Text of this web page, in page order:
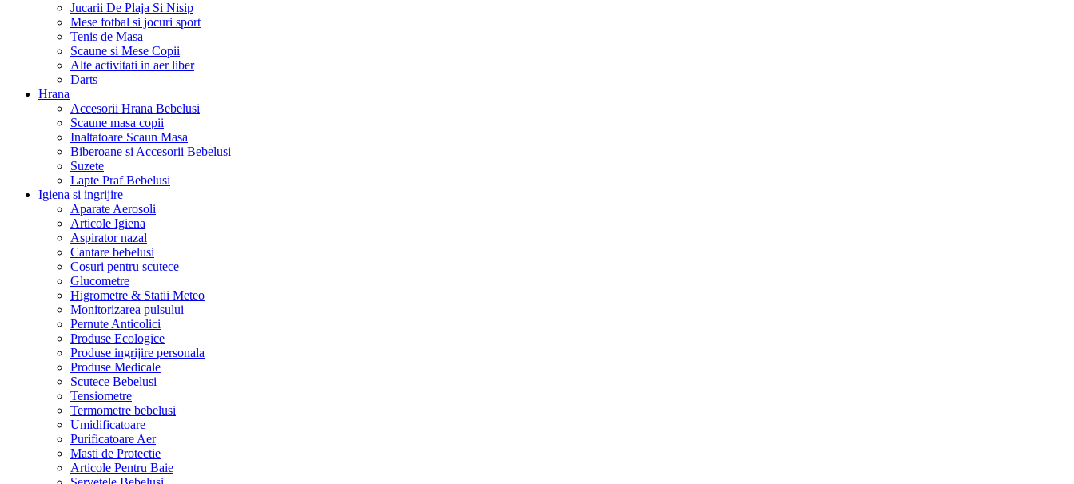
Jucarii De Plaja Si Nisip
Mese fotbal si jocuri sport
Tenis de Masa
Scaune si Mese Copii
Alte activitati in aer liber
Darts
Hrana
Accesorii Hrana Bebelusi
Scaune masa copii
Inaltatoare Scaun Masa
Biberoane si Accesorii Bebelusi
Suzete
Lapte Praf Bebelusi
Igiena si ingrijire
Aparate Aerosoli
Articole Igiena
Aspirator nazal
Cantare bebelusi
Cosuri pentru scutece
Glucometre
Higrometre & Statii Meteo
Monitorizarea pulsului
Pernute Anticolici
Produse Ecologice
Produse ingrijire personala
Produse Medicale
Scutece Bebelusi
Tensiometre
Termometre bebelusi
Umidificatoare
Purificatoare Aer
Masti de Protectie
Articole Pentru Baie